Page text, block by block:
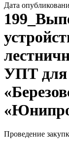
Дата
УПТ для
Проведение